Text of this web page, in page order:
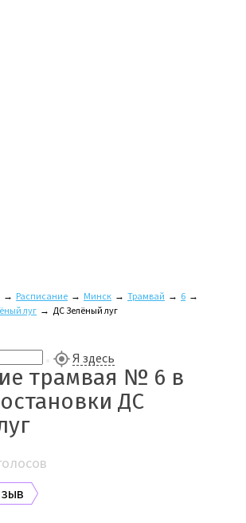
→ Расписание → Минск → Трамвай → 6 →
луг → ДС Зелёный луг
Я здесь
трамвая № 6 в
ДС